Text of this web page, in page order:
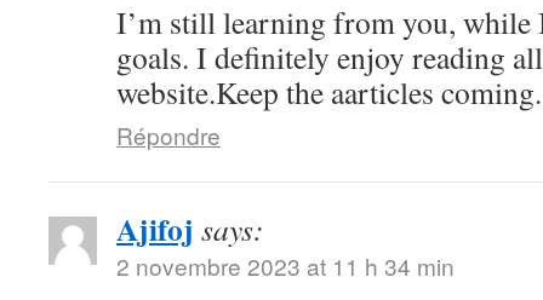
I’m still learning from you, while
goals. I definitely enjoy reading
website.Keep the aarticles
Répondre
Ajifoj says:
2 novembre 2023 at 11 h 34 min